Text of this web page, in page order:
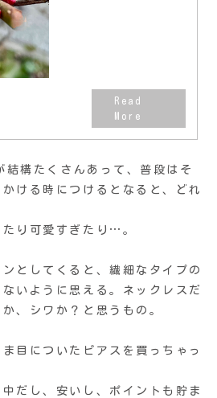
結構たくさんあって、普段はそ
ける時につけるとなると、どれ
り可愛すぎたり…。
としてくると、繊細なタイプの
いように思える。ネックレスだ
、シワか？と思うもの。
目についたピアスを買っちゃっ
だし、安いし、ポイントも貯ま